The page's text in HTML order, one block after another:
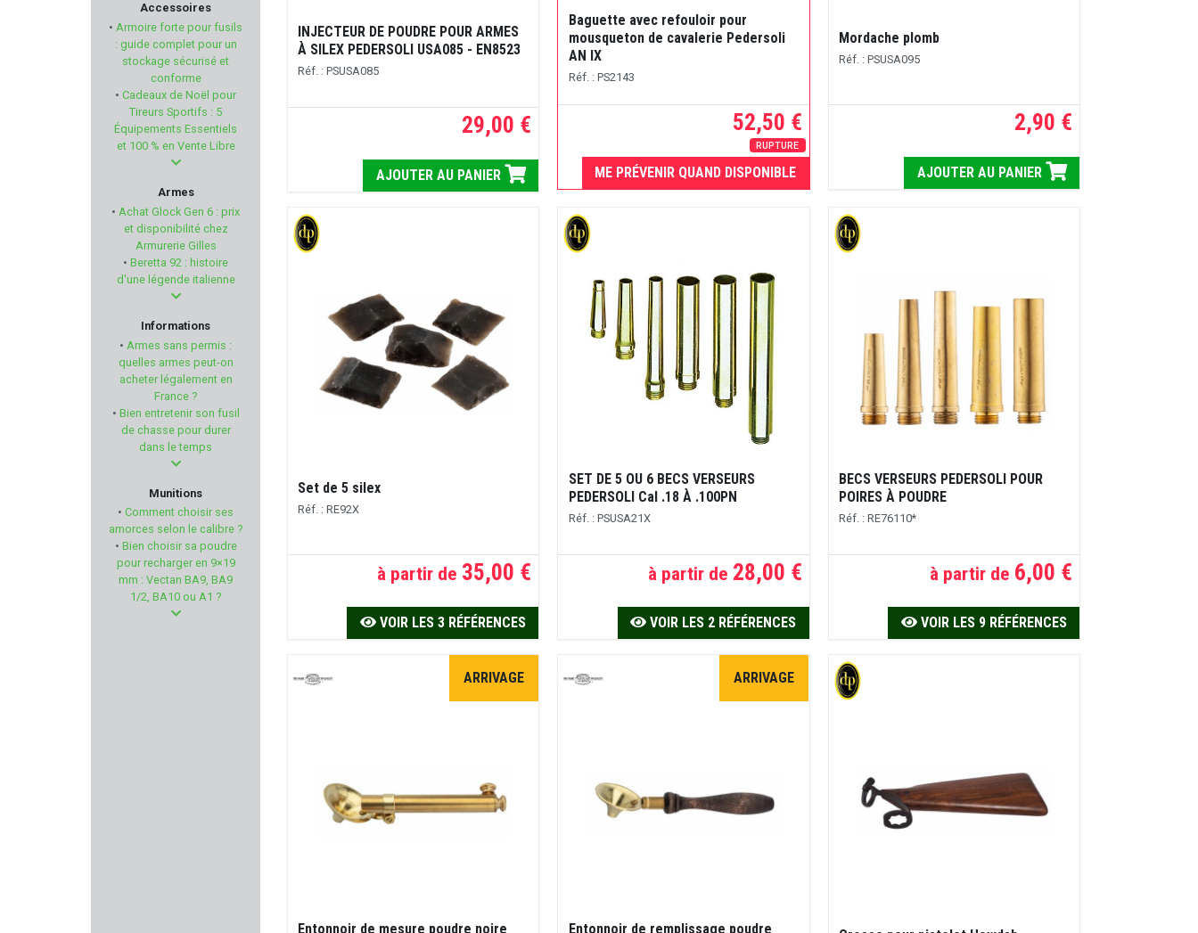
MFS AMMUNITION
DAISY
META TACTICAL
REAL AVID
FIER
FRANZEN
HS PRODUKT
MEC
SAKO
FN HERSTAL
IWI
MERCUREY MANSART
Accessoires
• Armoire forte pour fusils
: guide complet pour un
stockage sécurisé et
conforme
• Cadeaux de Noël pour
Tireurs Sportifs : 5
Équipements Essentiels
et 100 % en Vente Libre
Armes
• Achat Glock Gen 6 : prix
et disponibilité chez
Armurerie Gilles
• Beretta 92 : histoire
d'une légende italienne
Informations
• Armes sans permis :
quelles armes peut-on
acheter légalement en
France ?
• Bien entretenir son fusil
de chasse pour durer
dans le temps
Munitions
• Comment choisir ses
amorces selon le calibre ?
• Bien choisir sa poudre
pour recharger en 9×19
mm : Vectan BA9, BA9
1/2, BA10 ou A1 ?
INJECTEUR DE POUDRE POUR ARMES
À SILEX PEDERSOLI USA085 - EN8523
Réf. : PSUSA085
29,00 €
AJOUTER AU PANIER
Baguette avec refouloir pour
mousqueton de cavalerie Pedersoli
AN IX
Réf. : PS2143
52,50 €
RUPTURE
ME PRÉVENIR QUAND DISPONIBLE
Mordache plomb
Réf. : PSUSA095
2,90 €
AJOUTER AU PANIER
Set de 5 silex
Réf. : RE92X
à partir de 35,00 €
VOIR LES 3 RÉFÉRENCES
SET DE 5 OU 6 BECS VERSEURS
PEDERSOLI Cal .18 À .100PN
Réf. : PSUSA21X
à partir de28,00 €
VOIR LES 2 RÉFÉRENCES
BECS VERSEURS PEDERSOLI POUR
POIRES À POUDRE
Réf. : RE76110*
à partir de6,00 €
VOIR LES 9 RÉFÉRENCES
ARRIVAGE
Entonnoir de mesure poudre noire
ARRIVAGE
Entonnoir de remplissage poudre